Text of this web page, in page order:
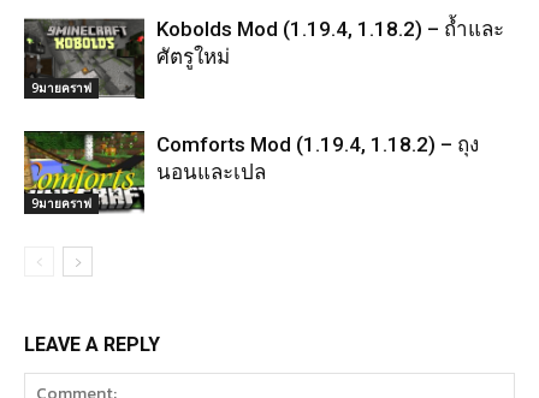
9มายคราฟ
Kobolds Mod (1.19.4, 1.18.2) – ถ้ำและ
ศัตรูใหม่
9มายคราฟ
Comforts Mod (1.19.4, 1.18.2) – ถุง
นอนและเปล
LEAVE A REPLY